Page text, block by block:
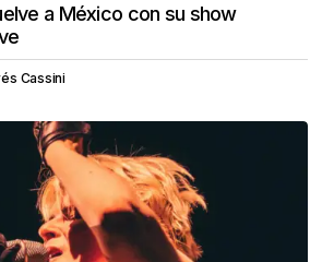
a México con su show
Cassini